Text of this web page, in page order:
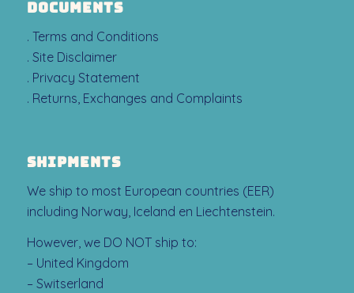
DOCUMENTS
. Terms and Conditions
. Site Disclaimer
. Privacy Statement
. Returns, Exchanges and Complaints
SHIPMENTS
We ship to most European countries (EER)
including Norway, Iceland en Liechtenstein.
However, we DO NOT ship to:
– United Kingdom
– Switserland